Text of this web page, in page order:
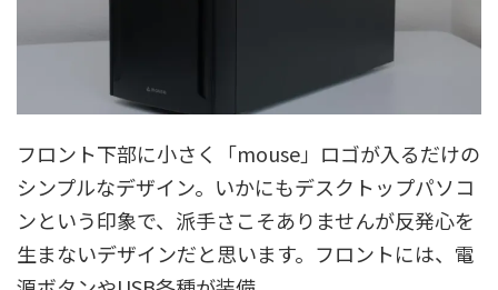
フロント下部に小さく「mouse」ロゴが入るだけの
シンプルなデザイン。いかにもデスクトップパソコ
ンという印象で、派手さこそありませんが反発心を
生まないデザインだと思います。フロントには、電